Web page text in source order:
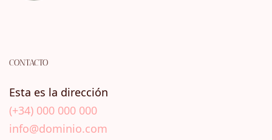
CONTACTO
Esta es la dirección
(+34) 000 000 000
info@dominio.com